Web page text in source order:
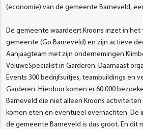
(economie) van de gemeente Barneveld,
De gemeente waardeert Kroons inzet in
gemeente (Go Barneveld) en zijn actieve
Aanjaagteam met zijn ondernemingen
VeluweSpecialist in Garderen. Daarnaast
Events 300 bedrijfsuitjes, teambuildings en
Garderen. Hierdoor komen er 60.000
Barneveld die niet alleen Kroons
komen eten en eventueel overnachten. De
de gemeente Barneveld is dus groot. En dit